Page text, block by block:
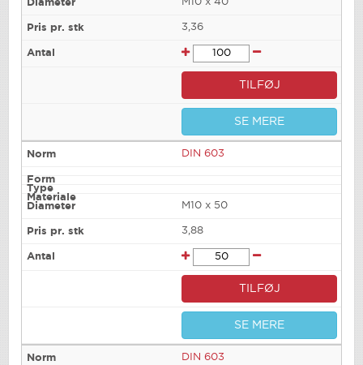
3,36
TILFØJ
SE MERE
DIN 603
M10 x 50
3,88
TILFØJ
SE MERE
DIN 603